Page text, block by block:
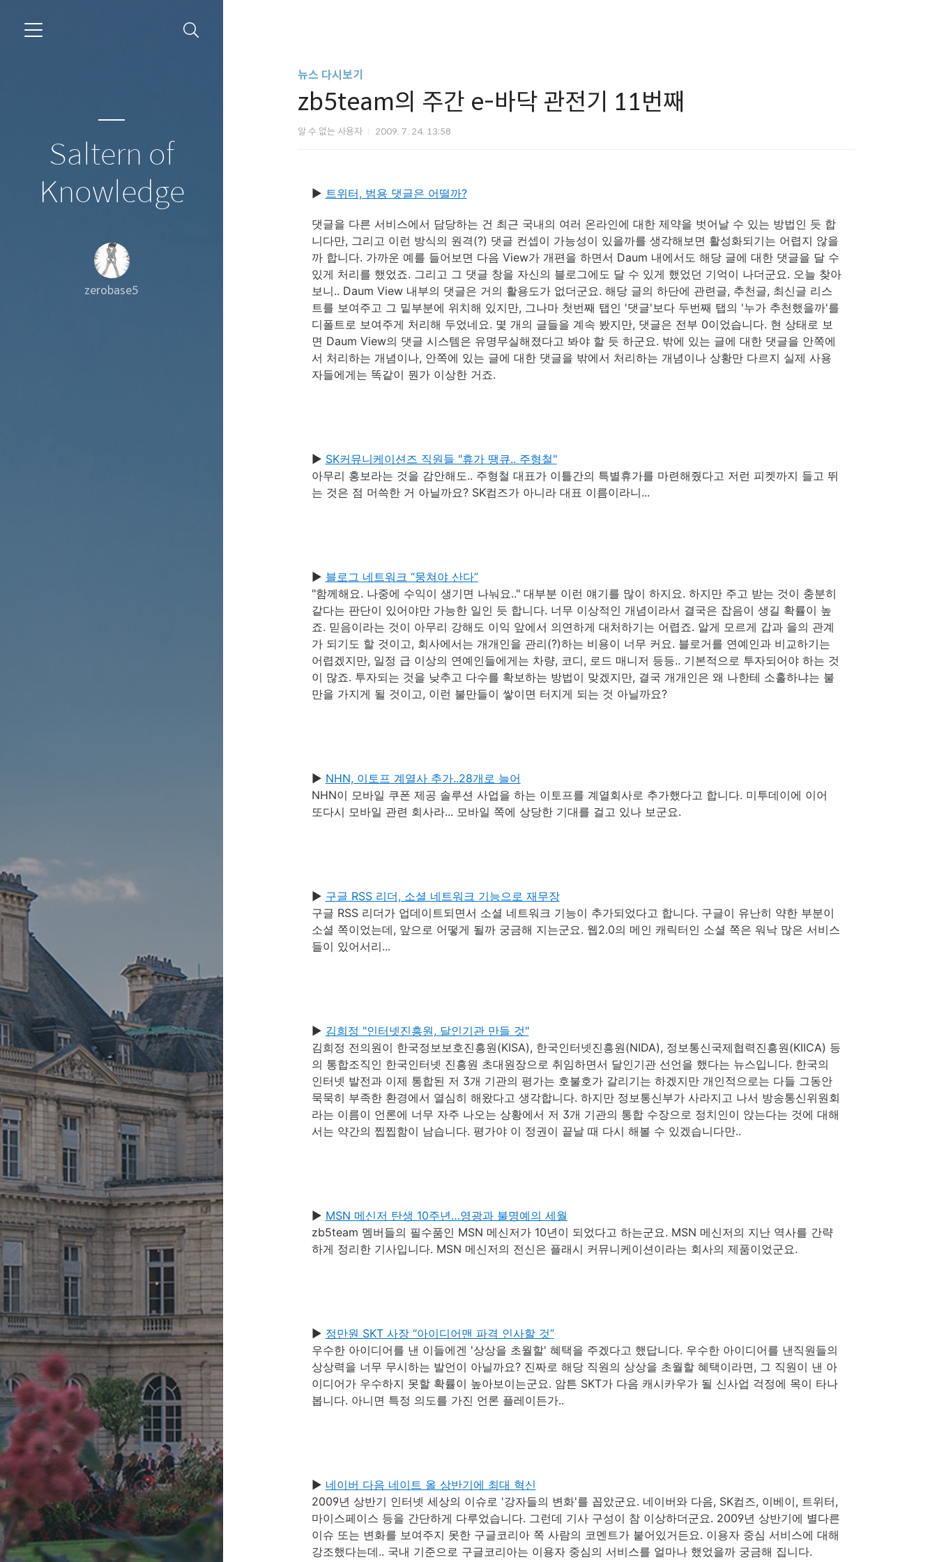
Saltern of
Knowledge
zerobase5
뉴스 다시보기
zb5team의 주간 e-바닥 관전기 11번째
알 수 없는 사용자 2009. 7. 24. 13:58
▶ 트위터, 범용 댓글은 어떨까?
댓글을 다른 서비스에서 담당하는 건 최근 국내의 여러 온라인에 대한 제약을 벗어날 수 있는 방법인 듯 합
니다만, 그리고 이런 방식의 원격(?) 댓글 컨셉이 가능성이 있을까를 생각해보면 활성화되기는 어렵지 않을
까 합니다. 가까운 예를 들어보면 다음 View가 개편을 하면서 Daum 내에서도 해당 글에 대한 댓글을 달 수
있게 처리를 했었죠. 그리고 그 댓글 창을 자신의 블로그에도 달 수 있게 했었던 기억이 나더군요. 오늘 찾아
보니.. Daum View 내부의 댓글은 거의 활용도가 없더군요. 해당 글의 하단에 관련글, 추천글, 최신글 리스
트를 보여주고 그 밑부분에 위치해 있지만, 그나마 첫번째 탭인 '댓글'보다 두번째 탭의 '누가 추천했을까'를
디폴트로 보여주게 처리해 두었네요. 몇 개의 글들을 계속 봤지만, 댓글은 전부 0이었습니다. 현 상태로 보
면 Daum View의 댓글 시스템은 유명무실해졌다고 봐야 할 듯 하군요. 밖에 있는 글에 대한 댓글을 안쪽에
서 처리하는 개념이나, 안쪽에 있는 글에 대한 댓글을 밖에서 처리하는 개념이나 상황만 다르지 실제 사용
자들에게는 똑같이 뭔가 이상한 거죠.
▶ SK커뮤니케이션즈 직원들 "휴가 땡큐.. 주형철"
아무리 홍보라는 것을 감안해도.. 주형철 대표가 이틀간의 특별휴가를 마련해줬다고 저런 피켓까지 들고 뛰
는 것은 점 머쓱한 거 아닐까요? SK컴즈가 아니라 대표 이름이라니...
▶ 블로그 네트워크 “뭉쳐야 산다”
"함께해요. 나중에 수익이 생기면 나눠요.." 대부분 이런 얘기를 많이 하지요. 하지만 주고 받는 것이 충분히
같다는 판단이 있어야만 가능한 일인 듯 합니다. 너무 이상적인 개념이라서 결국은 잡음이 생길 확률이 높
죠. 믿음이라는 것이 아무리 강해도 이익 앞에서 의연하게 대처하기는 어렵죠. 알게 모르게 갑과 을의 관계
가 되기도 할 것이고, 회사에서는 개개인을 관리(?)하는 비용이 너무 커요. 블로거를 연예인과 비교하기는
어렵겠지만, 일정 급 이상의 연예인들에게는 차량, 코디, 로드 매니저 등등.. 기본적으로 투자되어야 하는 것
이 많죠. 투자되는 것을 낮추고 다수를 확보하는 방법이 맞겠지만, 결국 개개인은 왜 나한테 소홀하냐는 불
만을 가지게 될 것이고, 이런 불만들이 쌓이면 터지게 되는 것 아닐까요?
▶ NHN, 이토프 계열사 추가..28개로 늘어
NHN이 모바일 쿠폰 제공 솔루션 사업을 하는 이토프를 계열회사로 추가했다고 합니다. 미투데이에 이어
또다시 모바일 관련 회사라... 모바일 쪽에 상당한 기대를 걸고 있나 보군요.
▶ 구글 RSS 리더, 소셜 네트워크 기능으로 재무장
구글 RSS 리더가 업데이트되면서 소셜 네트워크 기능이 추가되었다고 합니다. 구글이 유난히 약한 부분이
소셜 쪽이었는데, 앞으로 어떻게 될까 궁금해 지는군요. 웹2.0의 메인 캐릭터인 소셜 쪽은 워낙 많은 서비스
들이 있어서리...
▶ 김희정 "인터넷진흥원, 달인기관 만들 것"
김희정 전의원이 한국정보보호진흥원(KISA), 한국인터넷진흥원(NIDA), 정보통신국제협력진흥원(KIICA) 등
의 통합조직인 한국인터넷 진흥원 초대원장으로 취임하면서 달인기관 선언을 했다는 뉴스입니다. 한국의
인터넷 발전과 이제 통합된 저 3개 기관의 평가는 호불호가 갈리기는 하겠지만 개인적으로는 다들 그동안
묵묵히 부족한 환경에서 열심히 해왔다고 생각합니다. 하지만 정보통신부가 사라지고 나서 방송통신위원회
라는 이름이 언론에 너무 자주 나오는 상황에서 저 3개 기관의 통합 수장으로 정치인이 앉는다는 것에 대해
서는 약간의 찝찝함이 남습니다. 평가야 이 정권이 끝날 때 다시 해볼 수 있겠습니다만..
▶ MSN 메신저 탄생 10주년…영광과 불명예의 세월
zb5team 멤버들의 필수품인 MSN 메신저가 10년이 되었다고 하는군요. MSN 메신저의 지난 역사를 간략
하게 정리한 기사입니다. MSN 메신저의 전신은 플래시 커뮤니케이션이라는 회사의 제품이었군요.
▶ 정만원 SKT 사장 “아이디어맨 파격 인사할 것”
우수한 아이디어를 낸 이들에겐 '상상을 초월할' 혜택을 주겠다고 했답니다. 우수한 아이디어를 낸직원들의
상상력을 너무 무시하는 발언이 아닐까요? 진짜로 해당 직원의 상상을 초월할 혜택이라면, 그 직원이 낸 아
이디어가 우수하지 못할 확률이 높아보이는군요. 암튼 SKT가 다음 캐시카우가 될 신사업 걱정에 목이 타나
봅니다. 아니면 특정 의도를 가진 언론 플레이든가..
▶ 네이버 다음 네이트 올 상반기에 최대 혁신
2009년 상반기 인터넷 세상의 이슈로 '강자들의 변화'를 꼽았군요. 네이버와 다음, SK컴즈, 이베이, 트위터,
마이스페이스 등을 간단하게 다루었습니다. 그런데 기사 구성이 참 이상하더군요. 2009년 상반기에 별다른
이슈 또는 변화를 보여주지 못한 구글코리아 쪽 사람의 코멘트가 붙어있거든요. 이용자 중심 서비스에 대해
강조했다는데.. 국내 기준으로 구글코리아는 이용자 중심의 서비스를 얼마나 했었을까 궁금해 집니다.